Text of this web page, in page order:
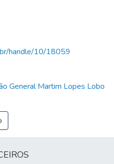
handle/10/18059
General Martim Lopes Lobo